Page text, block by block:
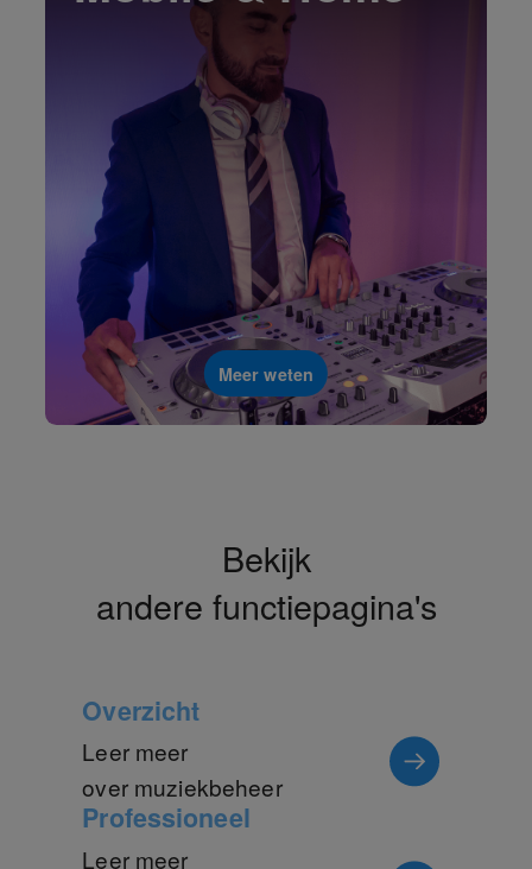
Meer weten
Bekijk
andere functiepagina's
Overzicht
Leer meer
over muziekbeheer
Professioneel
Leer meer